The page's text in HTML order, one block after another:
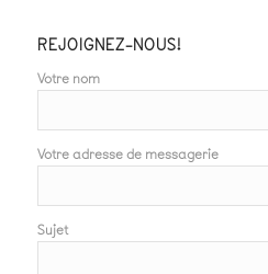
REJOIGNEZ-NOUS!
Votre nom
Votre adresse de messagerie
Sujet